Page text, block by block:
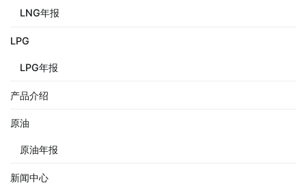
LNG年报
LPG
LPG年报
产品介绍
原油
原油年报
新闻中心